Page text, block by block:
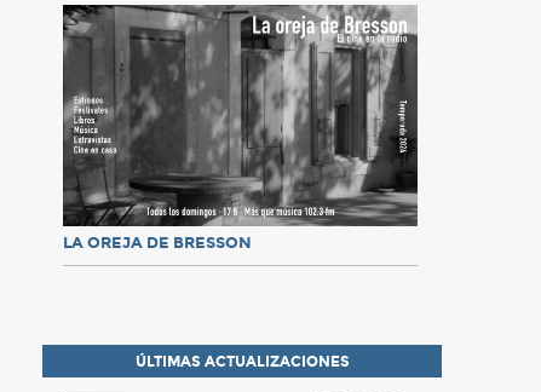
LA OREJA DE BRESSON
ÚLTIMAS ACTUALIZACIONES